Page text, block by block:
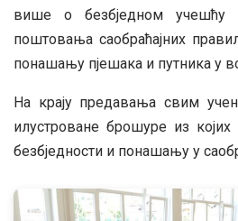
више о безбједном учешћу у
поштовања саобраћајних
понашању пјешака и путника у
На крају предавања свим
илустроване брошуре из
безбједности и понашању у